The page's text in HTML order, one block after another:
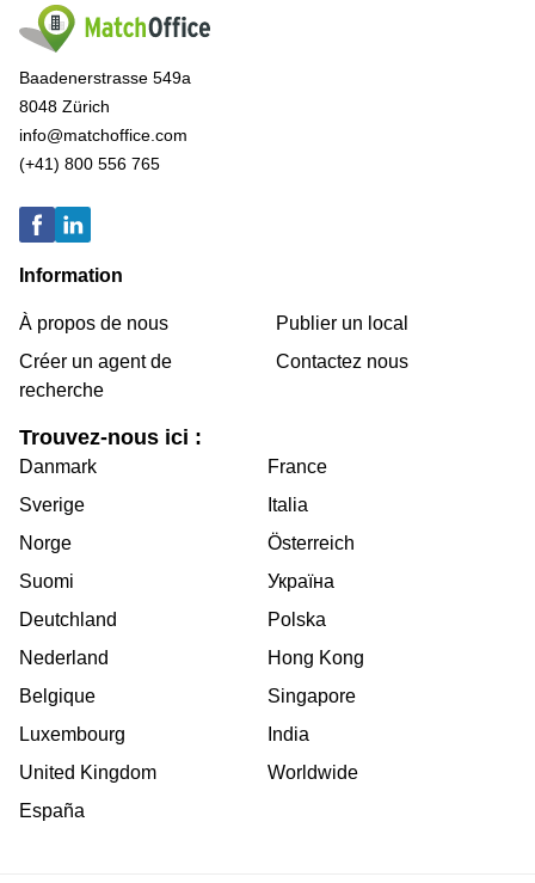
Baadenerstrasse 549a
8048 Zürich
info@matchoffice.com
(+41) 800 556 765
Information
À propos de nous
Créer un agent de
recherche
Publier un local
Contactez nous
Trouvez-nous ici :
Danmark
Sverige
Norge
Suomi
Deutchland
Nederland
Belgique
Luxembourg
United Kingdom
España
France
Italia
Österreich
Україна
Polska
Hong Kong
Singapore
India
Worldwide